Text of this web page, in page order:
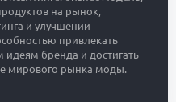
на рынок,
и улучшении
привлекать
бренда и достигать
мирового рынка моды.